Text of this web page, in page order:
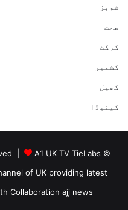
شوبز
صحت
کرکٹ
کشمیر
کھیل
کینیڈا
© Copyright 2026, All Rights Reserved |
A1 UK TV TieLabs
of UK providing latest
Collaboration ajj news.